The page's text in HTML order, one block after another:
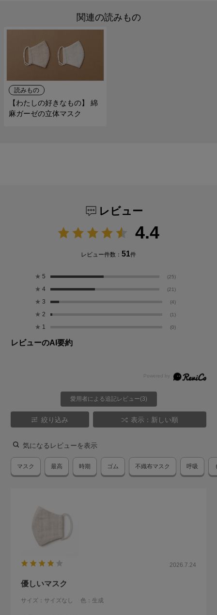
関連の読みもの
読みもの
【わたしの好きなもの】 綿
麻ガーゼの立体マスク
レビュー
4.4
レビュー件数： 51件
★ 5 (25)
★ 4 (21)
★ 3 (4)
★ 2 (1)
★ 1 (0)
レビューのAI要約
愛用者による追記レビュー(3)
絞り込み 表示：新しい順
気になるレビューを表示
マスク 最高 時期 ゴム 不織布マスク 呼吸
2026.7.24
優しいマスク
サイズ：サイズなし 色：生成